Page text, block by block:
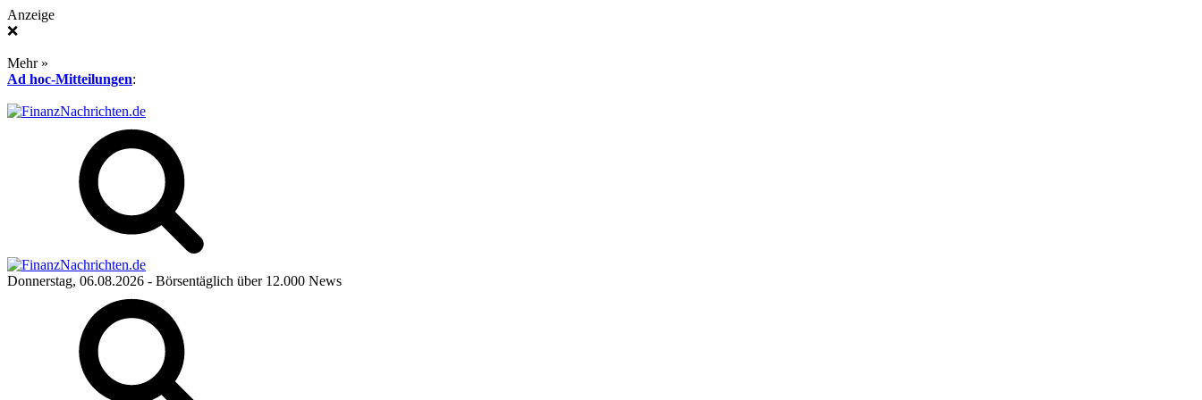
Anzeige
❌
Mehr »
Ad hoc-Mitteilungen:
Donnerstag, 06.08.2026 - Börsentäglich über 12.000 News